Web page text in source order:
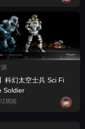
源
科幻太空士兵 Sci Fi
Soldier
2周前